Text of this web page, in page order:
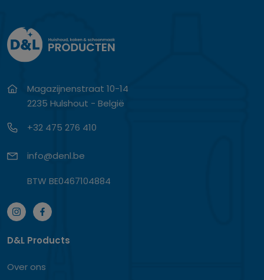
Magazijnenstraat 10-14
2235 Hulshout - België
+32 475 276 410
info@denl.be
BTW BE0467104884
D&L Products
Over ons